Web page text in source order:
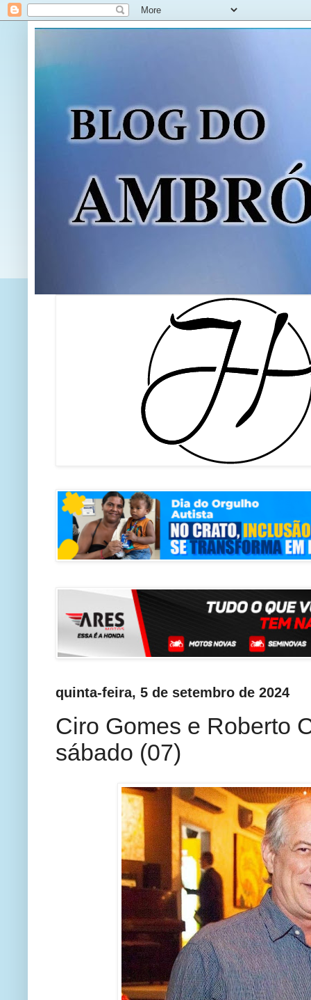
quinta-feira, 5 de setembro de 2024
Ciro Gomes e Roberto
sábado (07)